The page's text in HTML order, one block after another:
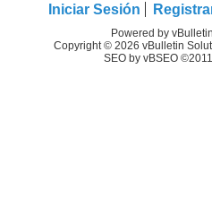
Iniciar Sesión
Powered by
Copyright © 2026 vBulletin
SEO by vBSEO